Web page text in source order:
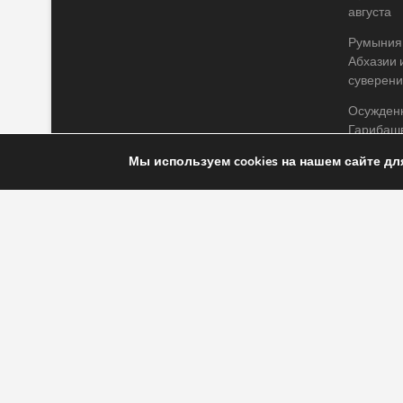
августа
Румыния
Абхазии
Мы используем cookies на нашем сайте